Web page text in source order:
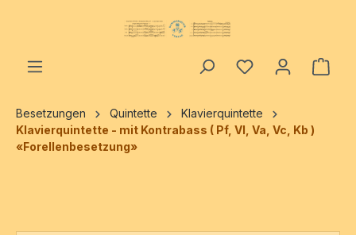
Besetzungen Quintette
Klavierquintette
Klavierquintette - mit Kontrabass ( Pf, Vl, Va, Vc, Kb )
«Forellenbesetzung»